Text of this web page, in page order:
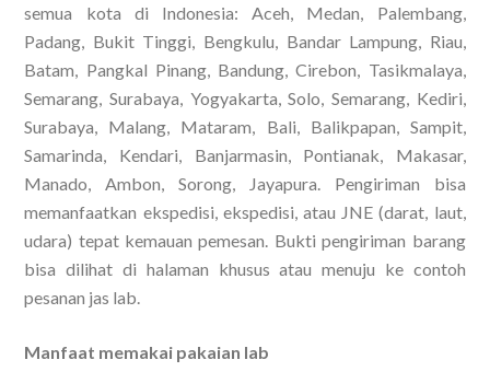
semua kota di Indonesia: Aceh, Medan, Palembang,
Padang, Bukit Tinggi, Bengkulu, Bandar Lampung, Riau,
Batam, Pangkal Pinang, Bandung, Cirebon, Tasikmalaya,
Semarang, Surabaya, Yogyakarta, Solo, Semarang, Kediri,
Surabaya, Malang, Mataram, Bali, Balikpapan, Sampit,
Samarinda, Kendari, Banjarmasin, Pontianak, Makasar,
Manado, Ambon, Sorong, Jayapura. Pengiriman bisa
memanfaatkan ekspedisi, ekspedisi, atau JNE (darat, laut,
udara) tepat kemauan pemesan. Bukti pengiriman barang
bisa dilihat di halaman khusus atau menuju ke contoh
pesanan jas lab.
Manfaat memakai pakaian lab